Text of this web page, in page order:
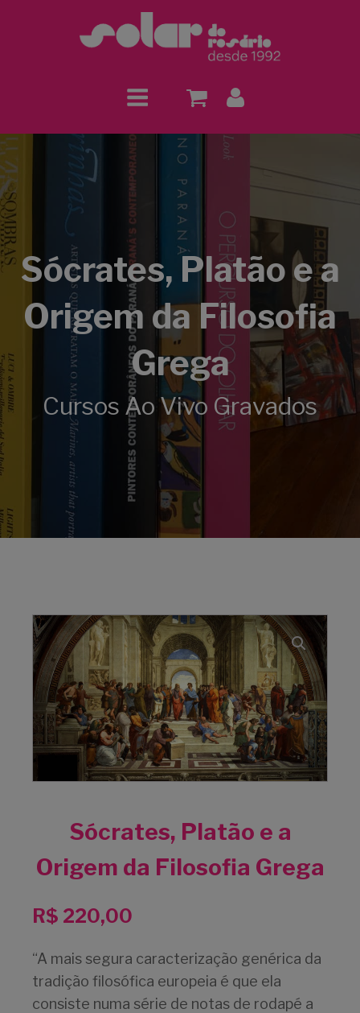
Sócrates, Platão e a
Origem da Filosofia
Grega
Cursos Ao Vivo Gravados
Sócrates, Platão e a
Origem da Filosofia Grega
R$ 220,00
“A mais segura caracterização genérica da
tradição filosófica europeia é que ela
consiste numa série de notas de rodapé a